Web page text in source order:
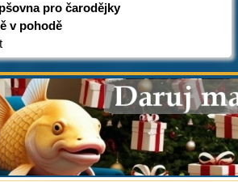
pro čarodějky
v pohodě